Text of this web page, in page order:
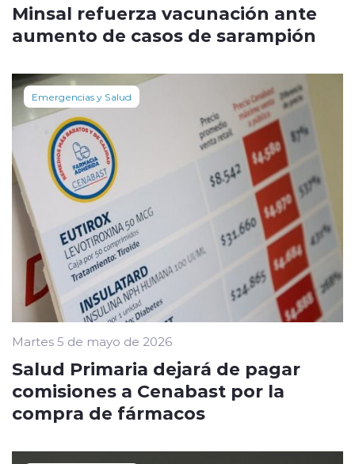
Minsal refuerza vacunación ante
aumento de casos de sarampión
Emergencias y Salud
Martes 5 de mayo de 2026
Salud Primaria dejará de pagar
comisiones a Cenabast por la
compra de fármacos